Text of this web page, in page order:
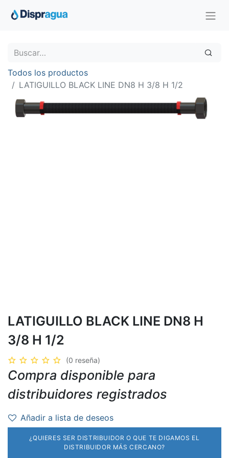
Todos los productos
LATIGUILLO BLACK LINE DN8 H 3/8 H 1/2
LATIGUILLO BLACK LINE DN8 H
3/8 H 1/2
(0 reseña)
Compra disponible para
distribuidores registrados
Añadir a lista de deseos
¿QUIERES SER DISTRIBUIDOR O QUE TE DIGAMOS EL
DISTRIBUIDOR MÁS CERCANO?